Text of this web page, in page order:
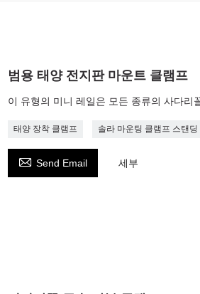
범용 태양 전지판 마운트 클램프
이 유형의 미니 레일은 모든 종류의 사다리
태양 장착 클램프 솔라 마운팅 클램프 스탠딩
 Send Email 세부